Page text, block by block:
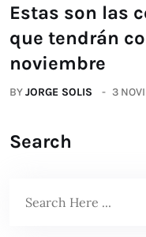
Estas son las
que tendrán
noviembre
BYJORGE SOLIS 3
Search